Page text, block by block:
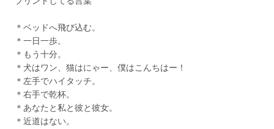
＊ベッドへ飛び込む。
＊一日一歩。
＊もう十分。
＊犬はワン、猫はにゃー、僕はこんちはー！
＊左手でハイタッチ。
＊右手で乾杯。
＊あなたと私と彼と彼女。
＊近道はない。